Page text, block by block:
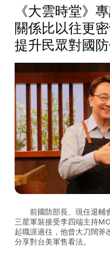
《大雲時堂》
關係比以往更
提升民眾對國
前國防部長、現任退輔
三星軍裝接受李四端主持
起職涯過往，他曾大刀闊
分享對台美軍售看法。